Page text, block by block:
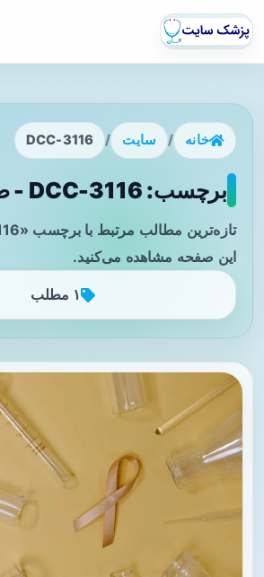
خانه / سایت /
DCC-3116
برچسب: DCC-3116 - صفحه 1
این صفحه مشاهده می‌کنید.
۱ مطلب